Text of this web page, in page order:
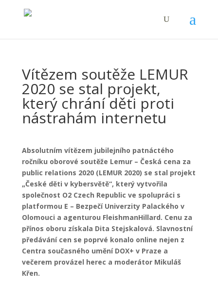
Vítězem soutěže LEMUR
2020 se stal projekt,
který chrání děti proti
nástrahám internetu
Absolutním vítězem jubilejního patnáctého
ročníku oborové soutěže Lemur – Česká cena za
public relations 2020 (LEMUR 2020) se stal projekt
„České děti v kybersvětě“, který vytvořila
společnost O2 Czech Republic ve spolupráci s
platformou E – Bezpečí Univerzity Palackého v
Olomouci a agenturou FleishmanHillard. Cenu za
přínos oboru získala Dita Stejskalová. Slavnostní
předávání cen se poprvé konalo online nejen z
Centra současného umění DOX+ v Praze a
večerem provázel herec a moderátor Mikuláš
Křen.